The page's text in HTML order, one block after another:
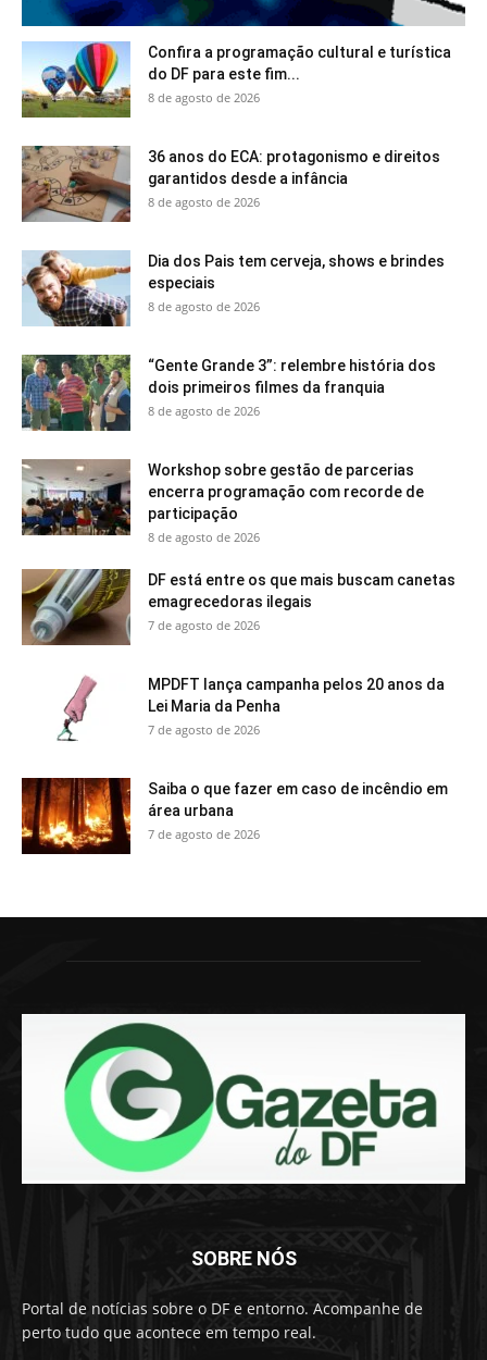
Confira a programação cultural e turística
do DF para este fim...
8 de agosto de 2026
36 anos do ECA: protagonismo e direitos
garantidos desde a infância
8 de agosto de 2026
Dia dos Pais tem cerveja, shows e brindes
especiais
8 de agosto de 2026
“Gente Grande 3”: relembre história dos
dois primeiros filmes da franquia
8 de agosto de 2026
Workshop sobre gestão de parcerias
encerra programação com recorde de
participação
8 de agosto de 2026
DF está entre os que mais buscam canetas
emagrecedoras ilegais
7 de agosto de 2026
MPDFT lança campanha pelos 20 anos da
Lei Maria da Penha
7 de agosto de 2026
Saiba o que fazer em caso de incêndio em
área urbana
7 de agosto de 2026
SOBRE NÓS
Portal de notícias sobre o DF e entorno. Acompanhe de
perto tudo que acontece em tempo real.